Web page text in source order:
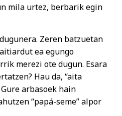
mila urtez, berbarik egin
Zeren batzuetan
ea egungo
merezi ote dugun. Esara
Hau da, “aita
arbasoek hain
“papá-seme” alpor